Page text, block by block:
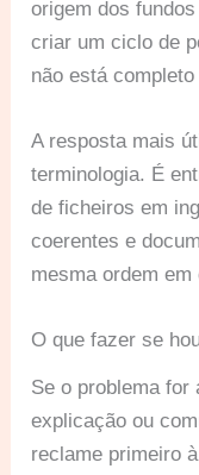
origem dos
criar um ciclo de
não está
A resposta mais
terminologia. É
de ficheiros em
coerentes e
mesma ordem em
O que fazer se
Se o problema for
explicação ou
reclame primeiro